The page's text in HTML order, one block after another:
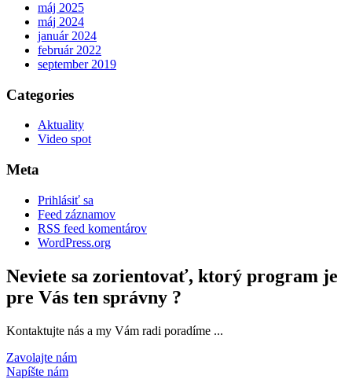
máj 2025
máj 2024
január 2024
február 2022
september 2019
Categories
Aktuality
Video spot
Meta
Prihlásiť sa
Feed záznamov
RSS feed komentárov
WordPress.org
Neviete sa zorientovať, ktorý program je
pre Vás ten správny ?
Kontaktujte nás a my Vám radi poradíme ...
Zavolajte nám
Napíšte nám